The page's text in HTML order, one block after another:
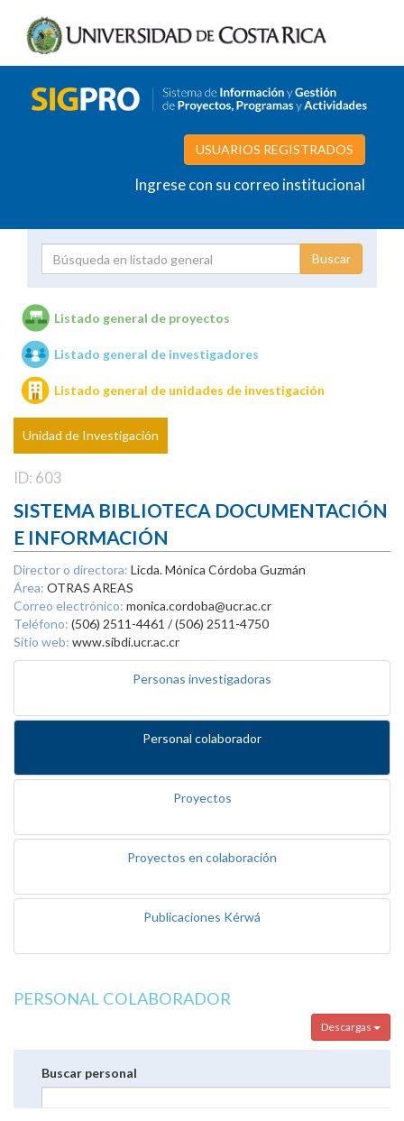
USUARIOS REGISTRADOS
Ingrese con su correo institucional
Unidades de investigación
Listado general de proyectos
Listado general de investigadores
Listado general de unidades de investigación
Unidad de Investigación
ID: 603
SISTEMA BIBLIOTECA DOCUMENTACIÓN
E INFORMACIÓN
Director o directora: Licda. Mónica Córdoba Guzmán
Área: OTRAS AREAS
Correo electrónico: monica.cordoba@ucr.ac.cr
Teléfono: (506) 2511-4461 / (506) 2511-4750
Sitio web: www.sibdi.ucr.ac.cr
Personas investigadoras
Personal colaborador
Proyectos
Proyectos en colaboración
Publicaciones Kérwá
PERSONAL COLABORADOR
Descargas
Buscar personal